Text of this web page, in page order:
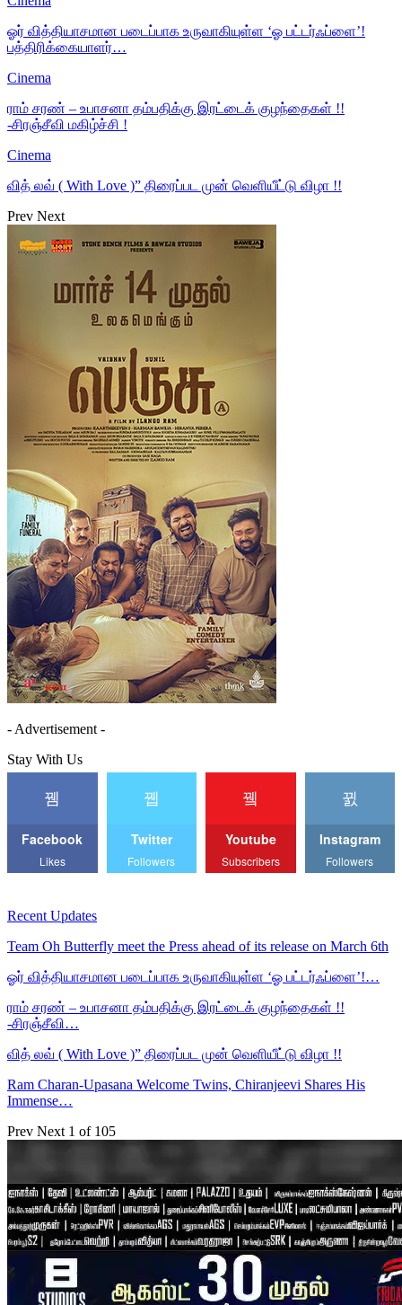
ஓர் வித்தியாசமான படைப்பாக உருவாகியுள்ள ‘ஓ பட்டர்ஃப்ளை’!
பத்திரிக்கையாளர்…
Cinema
ராம் சரண் – உபாசனா தம்பதிக்கு இரட்டைக் குழந்தைகள் !!
-சிரஞ்சீவி மகிழ்ச்சி !
Cinema
வித் லவ் ( With Love )” திரைப்பட முன் வெளியீட்டு விழா !!
Prev Next
- Advertisement -
Stay With Us
Facebook
Likes
Twitter
Followers
Youtube
Subscribers
Instagram
Followers
Recent Updates
Team Oh Butterfly meet the Press ahead of its release on March 6th
ஓர் வித்தியாசமான படைப்பாக உருவாகியுள்ள ‘ஓ பட்டர்ஃப்ளை’!…
ராம் சரண் – உபாசனா தம்பதிக்கு இரட்டைக் குழந்தைகள் !!
-சிரஞ்சீவி…
வித் லவ் ( With Love )” திரைப்பட முன் வெளியீட்டு விழா !!
Ram Charan-Upasana Welcome Twins, Chiranjeevi Shares His
Immense…
Prev Next 1 of 105